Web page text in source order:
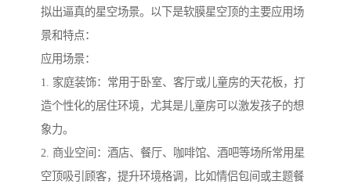
拟出逼真的星空场景。以下是软膜星空顶的主要应用场
景和特点：
应用场景：
1. 家庭装饰：常用于卧室、客厅或儿童房的天花板，打
造个性化的居住环境，尤其是儿童房可以激发孩子的想
象力。
2. 商业空间：酒店、餐厅、咖啡馆、酒吧等场所常用星
空顶吸引顾客，提升环境格调，比如情侣包间或主题餐